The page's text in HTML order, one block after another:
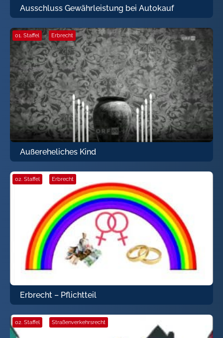
Ausschluss Gewährleistung bei Autokauf
01. Staffel · Erbrecht
Außereheliches Kind
02. Staffel Erbrecht
Erbrecht – Pflichtteil
02. Staffel Straßenverkehrsrecht